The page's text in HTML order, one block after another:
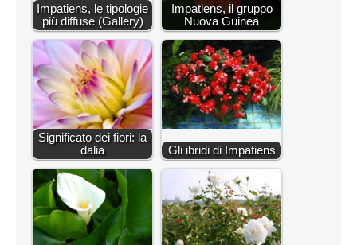
Impatiens, le tipologie
più diffuse (Gallery)
Impatiens, il gruppo
Nuova Guinea
Significato dei fiori: la
dalia
Gli ibridi di Impatiens